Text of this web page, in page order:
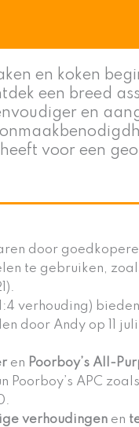
en koken
een breed
en
voor een
door
te gebruiken,
verhouding)
door Andy op 11
en Poorboy’s All-
Poorboy’s APC
verhoudingen en